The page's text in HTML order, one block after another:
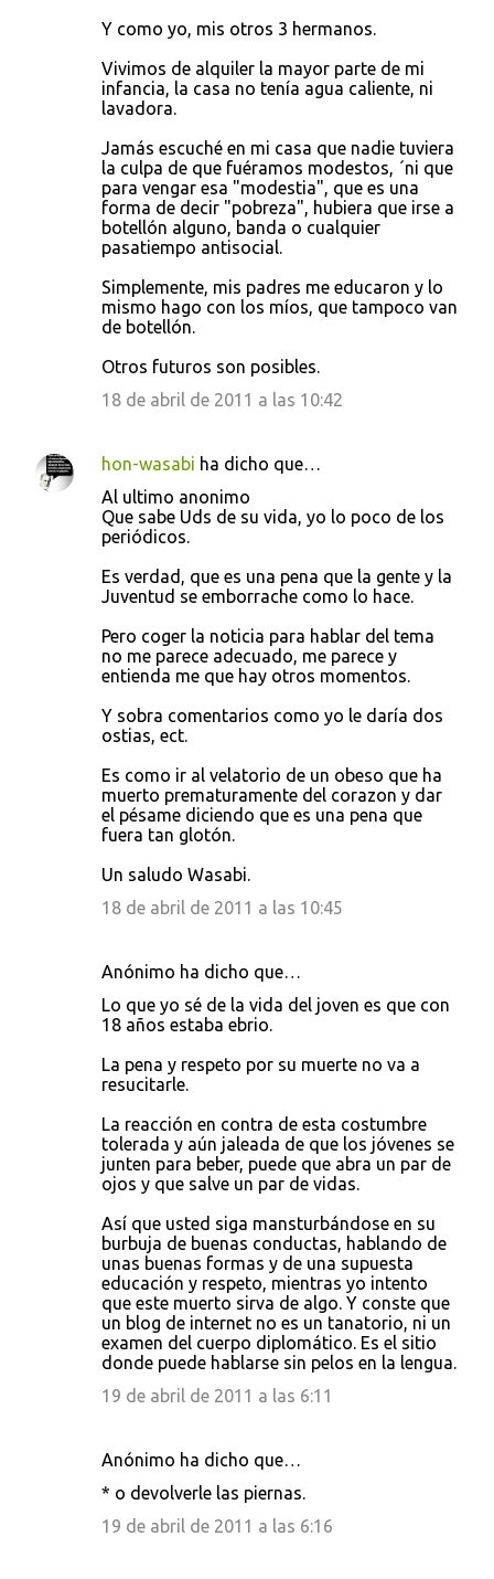
Y como yo, mis otros 3 hermanos.
Vivimos de alquiler la mayor parte de mi
infancia, la casa no tenía agua caliente, ni
lavadora.
Jamás escuché en mi casa que nadie tuviera
la culpa de que fuéramos modestos, ´ni que
para vengar esa "modestia", que es una
forma de decir "pobreza", hubiera que irse a
botellón alguno, banda o cualquier
pasatiempo antisocial.
Simplemente, mis padres me educaron y lo
mismo hago con los míos, que tampoco van
de botellón.
Otros futuros son posibles.
18 de abril de 2011 a las 10:42
hon-wasabi ha dicho que…
Al ultimo anonimo
Que sabe Uds de su vida, yo lo poco de los
periódicos.
Es verdad, que es una pena que la gente y la
Juventud se emborrache como lo hace.
Pero coger la noticia para hablar del tema
no me parece adecuado, me parece y
entienda me que hay otros momentos.
Y sobra comentarios como yo le daría dos
ostias, ect.
Es como ir al velatorio de un obeso que ha
muerto prematuramente del corazon y dar
el pésame diciendo que es una pena que
fuera tan glotón.
Un saludo Wasabi.
18 de abril de 2011 a las 10:45
Anónimo ha dicho que…
Lo que yo sé de la vida del joven es que con
18 años estaba ebrio.
La pena y respeto por su muerte no va a
resucitarle.
La reacción en contra de esta costumbre
tolerada y aún jaleada de que los jóvenes se
junten para beber, puede que abra un par de
ojos y que salve un par de vidas.
Así que usted siga mansturbándose en su
burbuja de buenas conductas, hablando de
unas buenas formas y de una supuesta
educación y respeto, mientras yo intento
que este muerto sirva de algo. Y conste que
un blog de internet no es un tanatorio, ni un
examen del cuerpo diplomático. Es el sitio
donde puede hablarse sin pelos en la lengua.
19 de abril de 2011 a las 6:11
Anónimo ha dicho que…
* o devolverle las piernas.
19 de abril de 2011 a las 6:16